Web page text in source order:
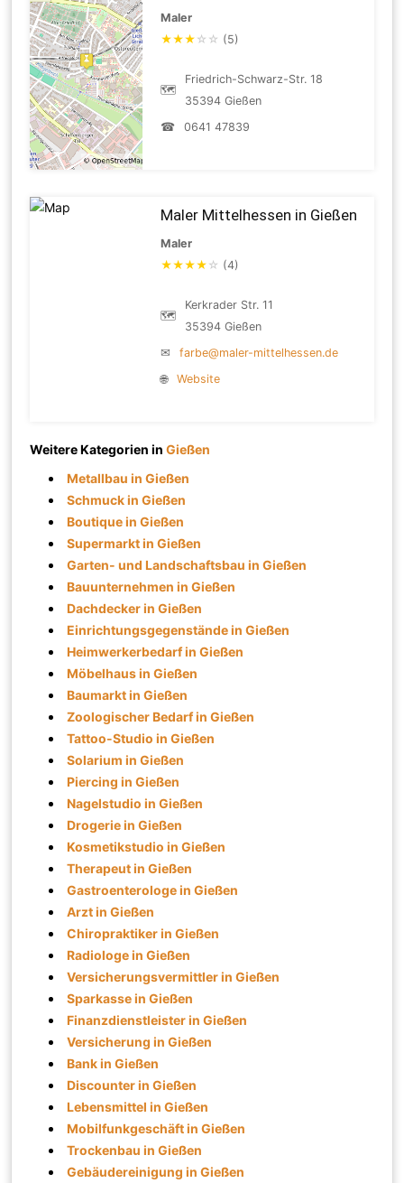
Maler
★★★ ☆ ☆ (5)
🗺
Friedrich-Schwarz-Str. 18
35394 Gießen
☎
0641 47839
Maler Mittelhessen in Gießen
Maler
★★★★ ☆ (4)
🗺
Kerkrader Str. 11
35394 Gießen
✉
farbe@maler-mittelhessen.de
🌐
Website
Weitere Kategorien inGießen
Metallbau in Gießen
Schmuck in Gießen
Boutique in Gießen
Supermarkt in Gießen
Garten- und Landschaftsbau in Gießen
Bauunternehmen in Gießen
Dachdecker in Gießen
Einrichtungsgegenstände in Gießen
Heimwerkerbedarf in Gießen
Möbelhaus in Gießen
Baumarkt in Gießen
Zoologischer Bedarf in Gießen
Tattoo-Studio in Gießen
Solarium in Gießen
Piercing in Gießen
Nagelstudio in Gießen
Drogerie in Gießen
Kosmetikstudio in Gießen
Therapeut in Gießen
Gastroenterologe in Gießen
Arzt in Gießen
Chiropraktiker in Gießen
Radiologe in Gießen
Versicherungsvermittler in Gießen
Sparkasse in Gießen
Finanzdienstleister in Gießen
Versicherung in Gießen
Bank in Gießen
Discounter in Gießen
Lebensmittel in Gießen
Mobilfunkgeschäft in Gießen
Trockenbau in Gießen
Gebäudereinigung in Gießen